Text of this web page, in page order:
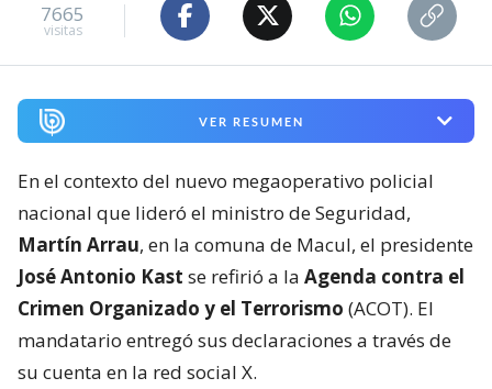
7665
visitas
VER RESUMEN
En el contexto del nuevo megaoperativo policial
nacional que lideró el ministro de Seguridad,
Martín Arrau, en la comuna de Macul, el presidente
José Antonio Kast se refirió a la Agenda contra el
Crimen Organizado y el Terrorismo (ACOT). El
mandatario entregó sus declaraciones a través de
su cuenta en la red social X.